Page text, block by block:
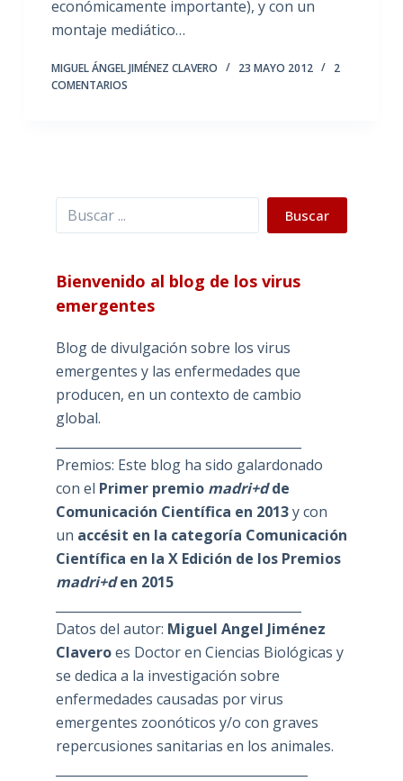
económicamente importante), y con un
montaje mediático…
MIGUEL ÁNGEL JIMÉNEZ CLAVERO 23 MAYO 2012
2
COMENTARIOS
Buscar Buscar
Bienvenido al blog de los virus
emergentes
Blog de divulgación sobre los virus
emergentes y las enfermedades que
producen, en un contexto de cambio
global.
Premios: Este blog ha sido galardonado
con el Primer premio madri+dde
Comunicación Científica en 2013y con
un accésit en la categoría Comunicación
Científica en la X Edición de los Premios
madri+den 2015
Datos del autor: Miguel Angel Jiménez
Claveroes Doctor en Ciencias Biológicas y
se dedica a la investigación sobre
enfermedades causadas por virus
emergentes zoonóticos y/o con graves
repercusiones sanitarias en los animales.